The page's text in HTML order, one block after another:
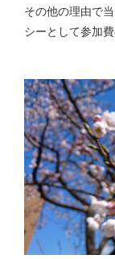
その他の理由で
シーとして参加